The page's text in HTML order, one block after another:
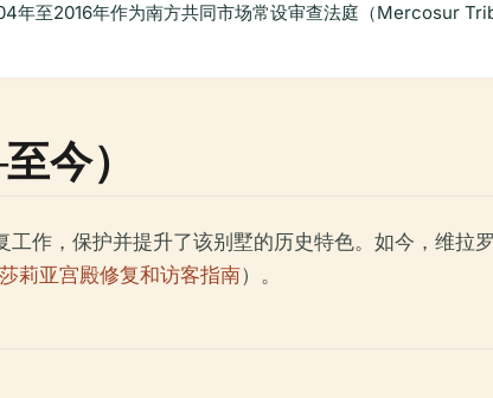
年至2016年作为南方共同市场常设审查法庭（Mercosur
今）
作，保护并提升了该别墅的历史特色。如今，维拉
莉亚宫殿修复和访客指南）。